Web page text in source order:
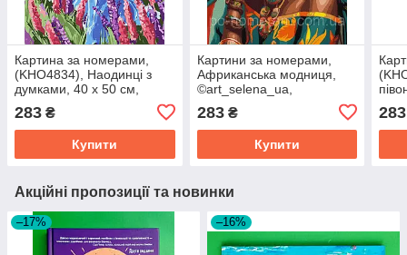
Картина за номерами,
(KHO4834), Наодинці з
думками, 40 х 50 см,
283 ₴
Купити
Картини за номерами,
Африканська модниця,
©art_selena_ua,
(Без коробки), Ідейка
283₴
Купити
283
Акційні пропозиції та новинки
–17% –16%